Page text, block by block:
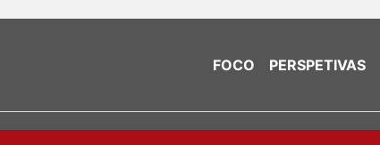
FOCO PERSPETIVAS